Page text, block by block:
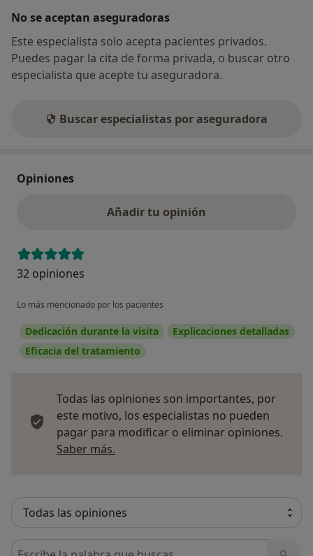
No se aceptan aseguradoras
Este especialista solo acepta pacientes privados.
Puedes pagar la cita de forma privada, o buscar otro
especialista que acepte tu aseguradora.
Buscar especialistas por aseguradora
Opiniones
Añadir tu opinión
32 opiniones
Lo más mencionado por los pacientes
Dedicación durante la visita
Explicaciones detalladas
Eficacia del tratamiento
Todas las opiniones son importantes, por
este motivo, los especialistas no pueden
pagar para modificar o eliminar opiniones.
Saber más.
Busca en opiniones